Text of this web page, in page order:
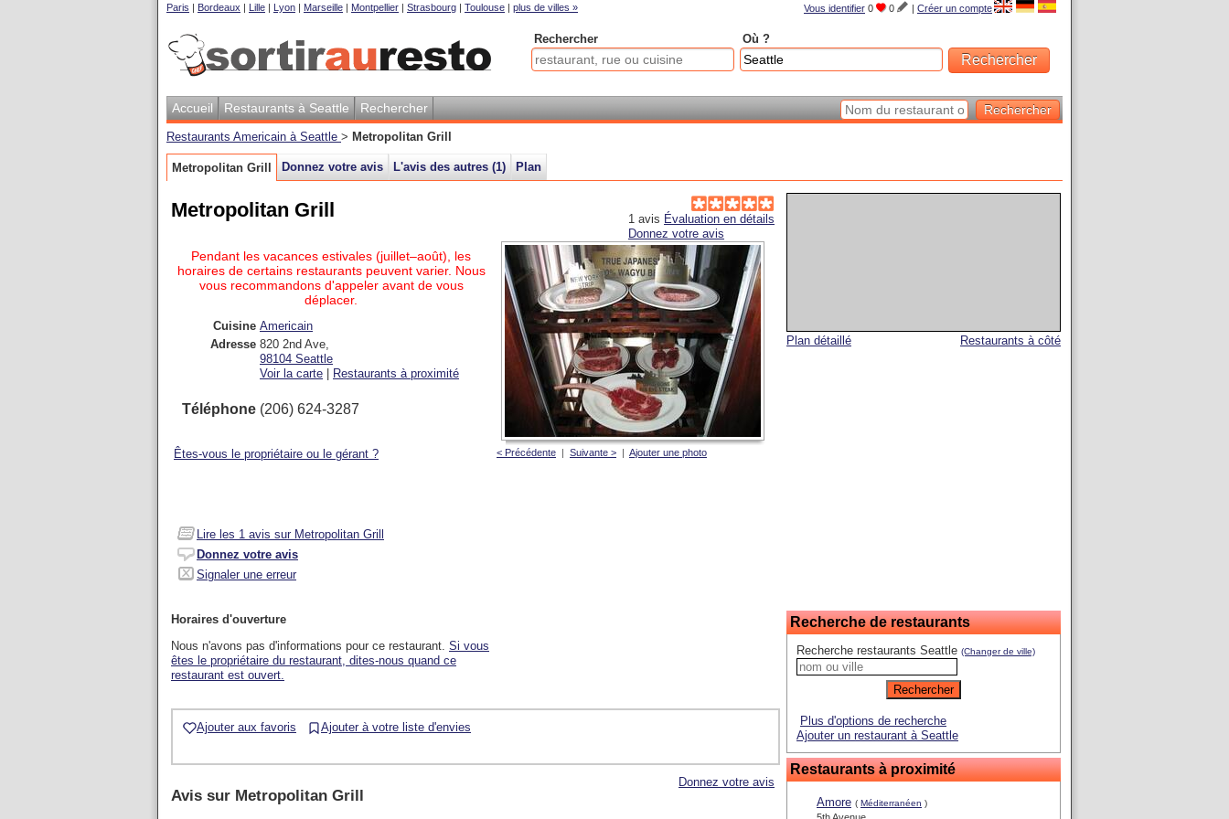
Vous identifier 0 0 | Créer un compte
Paris | Bordeaux | Lille | Lyon | Marseille | Montpellier | Strasbourg | Toulouse | plus de villes »
Rechercher Où ?
Accueil Restaurants à Seattle Rechercher
Restaurants Americain à Seattle > Metropolitan Grill
Metropolitan Grill Donnez votre avis L'avis des autres (1) Plan
Restaurants à côté
Plan détaillé
Recherche de restaurants
Recherche restaurants Seattle (Changer de ville)
Plus d'options de recherche
Ajouter un restaurant à Seattle
Restaurants à proximité
Amore ( Méditerranéen )
1 avis Évaluation en détails
Donnez votre avis
Metropolitan Grill
< Précédente | Suivante > | Ajouter une photo
Pendant les vacances estivales (juillet–août), les
horaires de certains restaurants peuvent varier. Nous
vous recommandons d'appeler avant de vous
déplacer.
Cuisine Americain
Adresse 820 2nd Ave,
98104 Seattle
Voir la carte
Restaurants à proximité
Téléphone (206) 624-3287
Êtes-vous le propriétaire ou le gérant ?
Lire les 1 avis sur Metropolitan Grill
Donnez votre avis
Signaler une erreur
Horaires d'ouverture
Nous n'avons pas d'informations pour ce restaurant. Si vous
êtes le propriétaire du restaurant, dites-nous quand ce
restaurant est ouvert.
Ajouter aux favoris Ajouter à votre liste d'envies
Donnez votre avis
Avis sur Metropolitan Grill